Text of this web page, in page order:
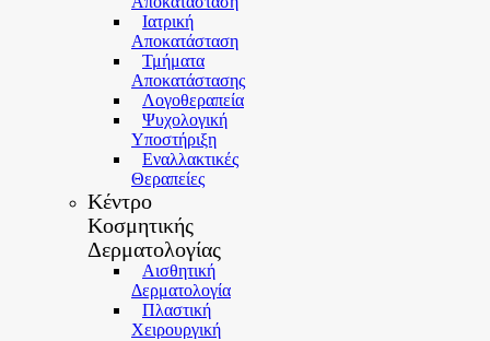
Ιατρική
Αποκατάσταση
Τμήματα
Αποκατάστασης
Λογοθεραπεία
Ψυχολογική
Yποστήριξη
Εναλλακτικές
Θεραπείες
Κέντρο
Κοσμητικής
Δερματολογίας
Αισθητική
Δερματολογία
Πλαστική
Χειρουργική